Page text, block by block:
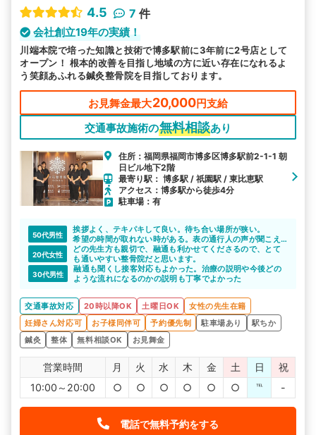
4.5
7 件
会社創立19年の実績！
川端本院で培った知識と技術で博多駅前に3年前に2号店として
オープン！ 根本的改善を目指し地域の方に近い存在になれるよ
う笑顔あふれる鍼灸整骨院を目指しております。
お見舞金最大20,000円支給
交通事故施術の無料相談あり
住所：福岡県福岡市博多区博多駅前2-1-1 朝
日ビル地下2階
最寄り駅： 博多駅 / 祇園駅 / 東比恵駅
アクセス：博多駅から徒歩4分
駐車場：有
50代男性
挨拶よく、テキパキして良い。待ち合い場所が狭い。
希望の時間が取れない時がある。表の通行人の声が聞こえ
る。
20代女性
どの先生方も親切で、融通も利かせてくださるので、とて
も通いやすい整骨院だと思います。
30代男性
融通も聞くし接客対応もよかった。治療の説明や今後どの
ような流れになるのかの説明も丁寧でよかった
交通事故対応 20時以降OK 土曜日OK
女性の先生在籍
妊婦さん対応可
お子様同伴可 予約優先制 駐車場あり
駅ちか
鍼灸
整体 無料相談OK お見舞金
営業時間 月 火 水 木 金 土 日
祝
10:00～20:00
○ ○ ○ ○ ○ ○ ℡ -
電話で無料予約をする